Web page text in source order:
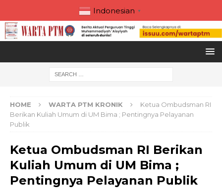
Indonesian ▼
HOME WARTA PTM KRONIK
Ketua Ombudsman RI
Berikan Kuliah Umum di UM Bima ; Pentingnya Pelayanan
Publik
Ketua Ombudsman RI Berikan
Kuliah Umum di UM Bima ;
Pentingnya Pelayanan Publik